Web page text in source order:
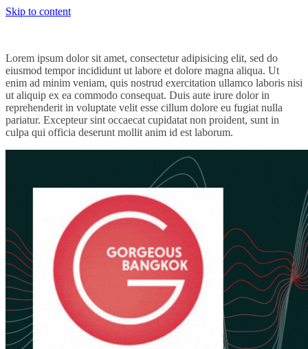
Skip to content
Lorem ipsum dolor sit amet, consectetur adipisicing elit, sed do
eiusmod tempor incididunt ut labore et dolore magna aliqua. Ut
enim ad minim veniam, quis nostrud exercitation ullamco laboris nisi
ut aliquip ex ea commodo consequat. Duis aute irure dolor in
reprehenderit in voluptate velit esse cillum dolore eu fugiat nulla
pariatur. Excepteur sint occaecat cupidatat non proident, sunt in
culpa qui officia deserunt mollit anim id est laborum.